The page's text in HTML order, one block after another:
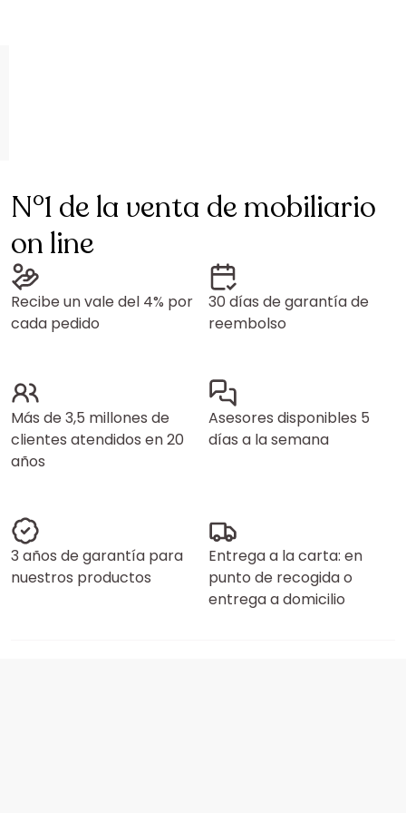
N°1 de la venta de mobiliario
on line
Recibe un vale del 4% por
cada pedido
30 días de garantía de
reembolso
Más de 3,5 millones de
clientes atendidos en 20
años
Asesores disponibles 5
días a la semana
3 años de garantía para
nuestros productos
Entrega a la carta: en
punto de recogida o
entrega a domicilio